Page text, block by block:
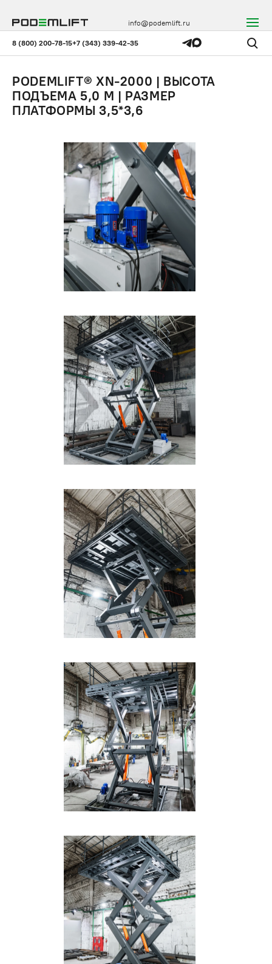
8 (800) 200-78-15+7 (343) 339-42-35
info@podemlift.ru
PODEMLIFT® XN-2000 | ВЫСОТА
ПОДЪЕМА 5,0 М | РАЗМЕР
ПЛАТФОРМЫ 3,5*3,6